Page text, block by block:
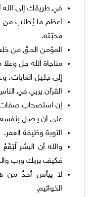
في طريقك إلى
أعظم ما يُـطلب من
محبّـته.
المؤمن الحـقّ من
مناجاة الله جل
إلى جلـيل الغايات،
القرآن يربي في
إن استصحاب صفات
على أن يـصـل بنفسه
التوبة وظيفة العمر.
والله أن البشر
فكيف بربك ورب
لا ييأس أحدٌ من
الخواتيم.